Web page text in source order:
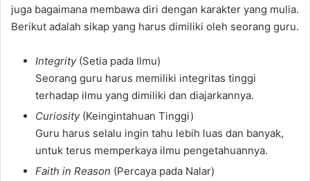
juga bagaimana membawa diri dengan karakter yang mulia.
Berikut adalah sikap yang harus dimiliki oleh seorang guru.
Integrity(Setia pada Ilmu)
Seorang guru harus memiliki integritas tinggi
terhadap ilmu yang dimiliki dan diajarkannya.
Curiosity(Keingintahuan Tinggi)
Guru harus selalu ingin tahu lebih luas dan banyak,
untuk terus memperkaya ilmu pengetahuannya.
Faith in Reason (Percaya pada Nalar)